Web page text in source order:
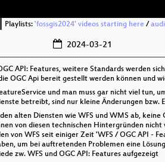
Playlists: 'fossgis2024' videos starting here/
2024-03-21
API: Features, weitere Standards werden
OGC Api bereit gestellt werden können und
und man muss gar nicht viel tun,
betreibt, sind nur kleine Änderungen
alten Diensten wie WFS und WMS ab,
von diesen technischen Hintergründen
von WFS seit einiger Zeit 'WFS / OGC API -
um bei auftretenden Problemen eine
zw. WFS und OGC API: Features aufgezeigt